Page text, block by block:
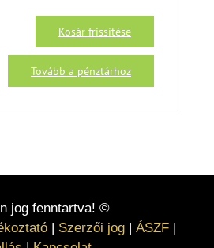
Kosár frissítése
Tovább a pénztárhoz
jog fenntartva! ©
| Szerzői jog| ÁSZF|